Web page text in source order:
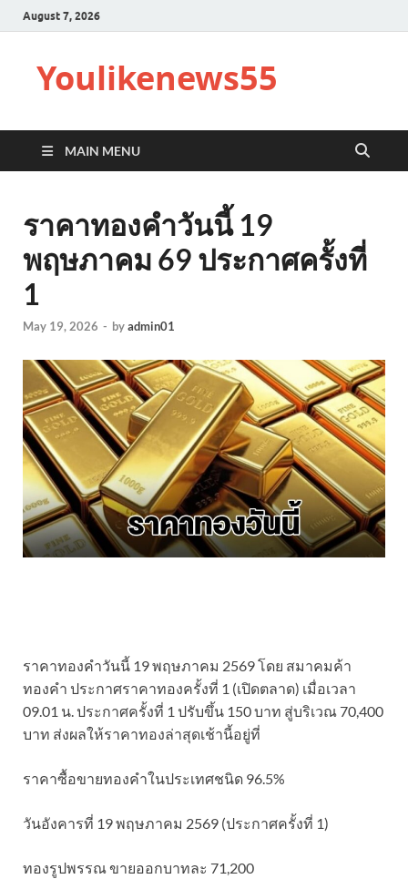
August 7, 2026
Youlikenews55
MAIN MENU
ราคาทองคำวันนี้ 19
พฤษภาคม 69 ประกาศครั้งที่
1
May 19, 2026 - byadmin01
ราคาทองคำวันนี้ 19 พฤษภาคม 2569 โดย สมาคมค้า
ทองคำ ประกาศราคาทองครั้งที่ 1 (เปิดตลาด) เมื่อเวลา
09.01 น. ประกาศครั้งที่ 1 ปรับขึ้น 150 บาท สู่บริเวณ 70,400
บาท ส่งผลให้ราคาทองล่าสุดเช้านี้อยู่ที่
ราคาซื้อขายทองคําในประเทศชนิด 96.5%
วันอังคารที่ 19 พฤษภาคม 2569 (ประกาศครั้งที่ 1)
ทองรูปพรรณ ขายออกบาทละ 71,200